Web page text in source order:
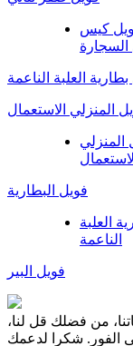
كيس
السجارة
العلبة الناعمة
المنزلي الاستعمال
المنزلي
الاستعمال
فويل البطارية
العلبة
الناعمة
فويل البير
من فضلك قل لنا،